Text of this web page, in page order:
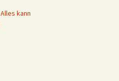
Alles kann